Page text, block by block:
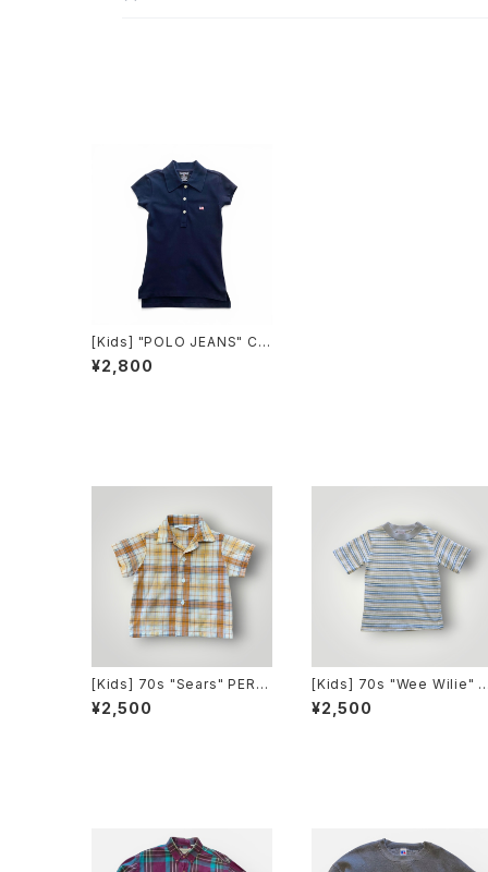
[Kids] "POLO JEANS" CO
RALPH LAUREN Polo Shir
t ポロジーンズ ポロシャツ
¥2,800
[Kids] 70s "Sears" PERM
A PREST S/S Shirt シアー
ズ シャツ [キッズ 2]
¥2,500
[Kids] 70s "Wee Wilie"
-Shirt ウィー ウィーリー Tシ
ャツ [キッズ4T]
¥2,500